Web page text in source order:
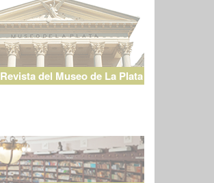
Revista del Museo de La Plata